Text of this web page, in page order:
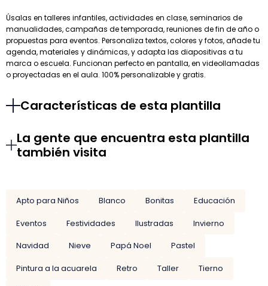
Úsalas en talleres infantiles, actividades en clase, seminarios de
manualidades, campañas de temporada, reuniones de fin de año o
propuestas para eventos. Personaliza textos, colores y fotos, añade tu
agenda, materiales y dinámicas, y adapta las diapositivas a tu
marca o escuela. Funcionan perfecto en pantalla, en videollamadas
o proyectadas en el aula. 100% personalizable y gratis.
Características de esta plantilla
La gente que encuentra esta plantilla
también visita
Apto para Niños Blanco Bonitas
Educación
Eventos
Festividades Ilustradas
Invierno
Navidad
Nieve Papá Noel
Pastel
Pintura a la acuarela
Retro Taller
Tierno